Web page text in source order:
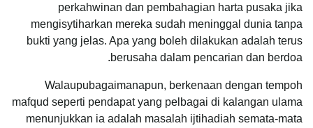
perkahwinan dan pembahagian harta pusaka jika
mengisytiharkan mereka sudah meninggal dunia tanpa
bukti yang jelas. Apa yang boleh dilakukan adalah terus
berusaha dalam pencarian dan berdoa.
Walaupubagaimanapun, berkenaan dengan tempoh
mafqud seperti pendapat yang pelbagai di kalangan ulama
menunjukkan ia adalah masalah ijtihadiah semata-mata